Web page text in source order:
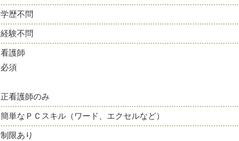
学歴不問
経験不問
看護師
必須
正看護師のみ
簡単なＰＣスキル（ワード、エクセルなど）
制限あり